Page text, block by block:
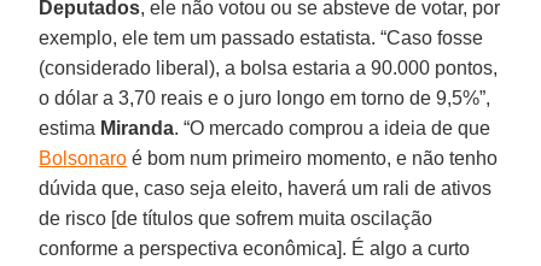
Deputados, ele não votou ou se absteve de votar, por
exemplo, ele tem um passado estatista. “Caso fosse
(considerado liberal), a bolsa estaria a 90.000 pontos,
o dólar a 3,70 reais e o juro longo em torno de 9,5%”,
estima Miranda. “O mercado comprou a ideia de que
Bolsonaro é bom num primeiro momento, e não tenho
dúvida que, caso seja eleito, haverá um rali de ativos
de risco [de títulos que sofrem muita oscilação
conforme a perspectiva econômica]. É algo a curto